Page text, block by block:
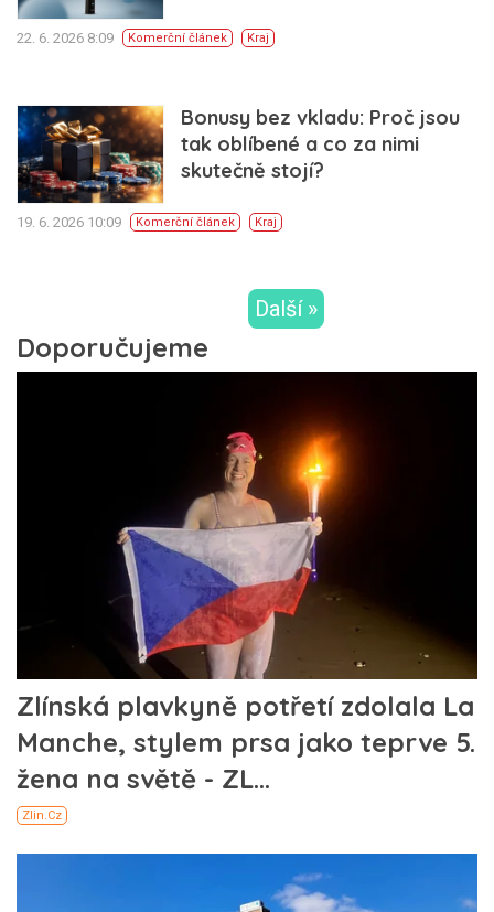
22. 6. 2026 8:09 Komerční článek Kraj
Bonusy bez vkladu: Proč jsou
tak oblíbené a co za nimi
skutečně stojí?
19. 6. 2026 10:09 Komerční článek Kraj
Další »